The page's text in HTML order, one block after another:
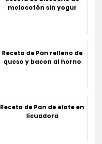
melocotón sin yogur
Receta de Pan relleno de
queso y bacon al horno
Receta de Pan de elote en
licuadora